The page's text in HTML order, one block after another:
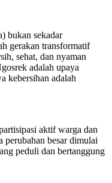
bukan sekadar
gerakan transformatif
sehat, dan nyaman
adalah upaya
kebersihan adalah
aktif warga dan
perubahan besar dimulai
peduli dan bertanggung